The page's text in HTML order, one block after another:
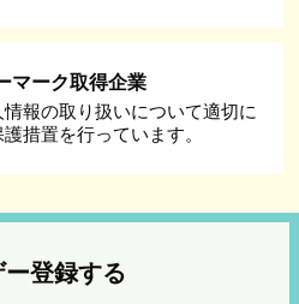
マーク取得企業
報の取り扱いについて適切に
措置を行っています。
登録する